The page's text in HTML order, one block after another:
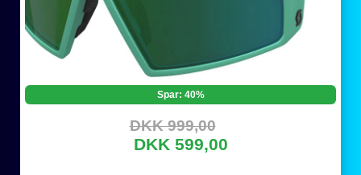
Spar: 40%
DKK 999,00
DKK 599,00